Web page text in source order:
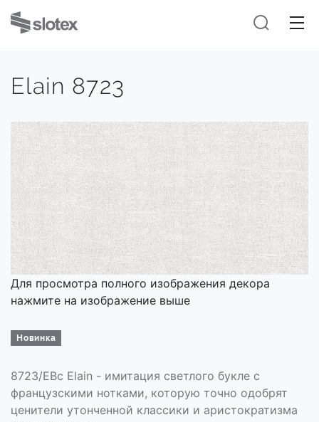
Elain 8723
Для просмотра полного изображения декора
нажмите на изображение выше
Новинка
8723/EBc Elain - имитация светлого букле с
французскими нотками, которую точно одобрят
ценители утонченной классики и аристократизма